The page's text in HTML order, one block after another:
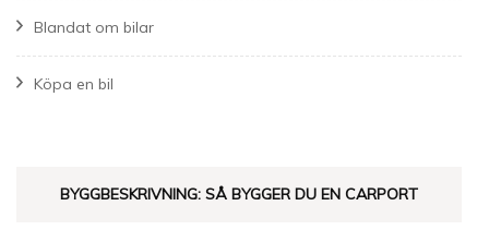
Blandat om bilar
Köpa en bil
BYGGBESKRIVNING: SÅ BYGGER DU EN CARPORT